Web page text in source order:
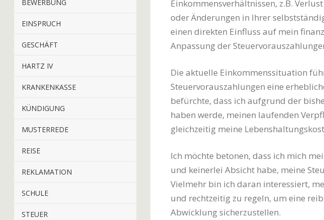
BEWERBUNG
EINSPRUCH
GESCHÄFT
HARTZ IV
KRANKENKASSE
KÜNDIGUNG
MUSTERREDE
REISE
REKLAMATION
SCHULE
STEUER
Einkommensverhältnissen, z.B.
oder Änderungen in Ihrer
einen direkten Einfluss auf mein
Anpassung der
Die aktuelle Einkommenssituation
Steuervorauszahlungen eine
befürchte, dass ich aufgrund der
haben werde, meinen laufenden
gleichzeitig meine
Ich möchte betonen, dass ich mich
und keinerlei Absicht habe, meine
Vielmehr bin ich daran interessiert,
und rechtzeitig zu regeln, um eine
Abwicklung sicherzustellen.